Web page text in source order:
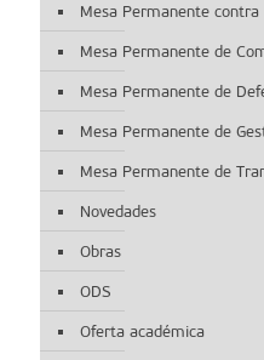
Mesa Permanente
Mesa Permanente de
Mesa Permanente de
Mesa Permanente de
Mesa Permanente de
Novedades
Obras
ODS
Oferta académica